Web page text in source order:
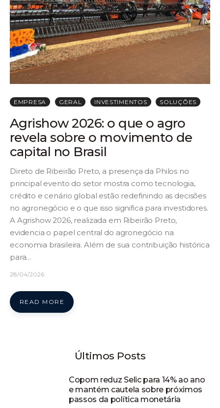
EMPRESA GERAL INVESTIMENTOS SOLUÇÕES
Agrishow 2026: o que o agro
revela sobre o movimento de
capital no Brasil
Direto de Ribeirão Preto, a presença da Philos no
principal evento do setor mostra como tecnologia,
crédito e cenário global estão redefinindo as decisões
no agronegócio e o que isso significa para investidores.
A Agrishow 2026, realizada em Ribeirão Preto,
evidencia o papel central do agronegócio na
economia brasileira. Além de sua contribuição histórica
para…
28/04/2026
READ MORE
Últimos Posts
Copom reduz Selic para 14% ao ano
e mantém cautela sobre próximos
passos da política monetária